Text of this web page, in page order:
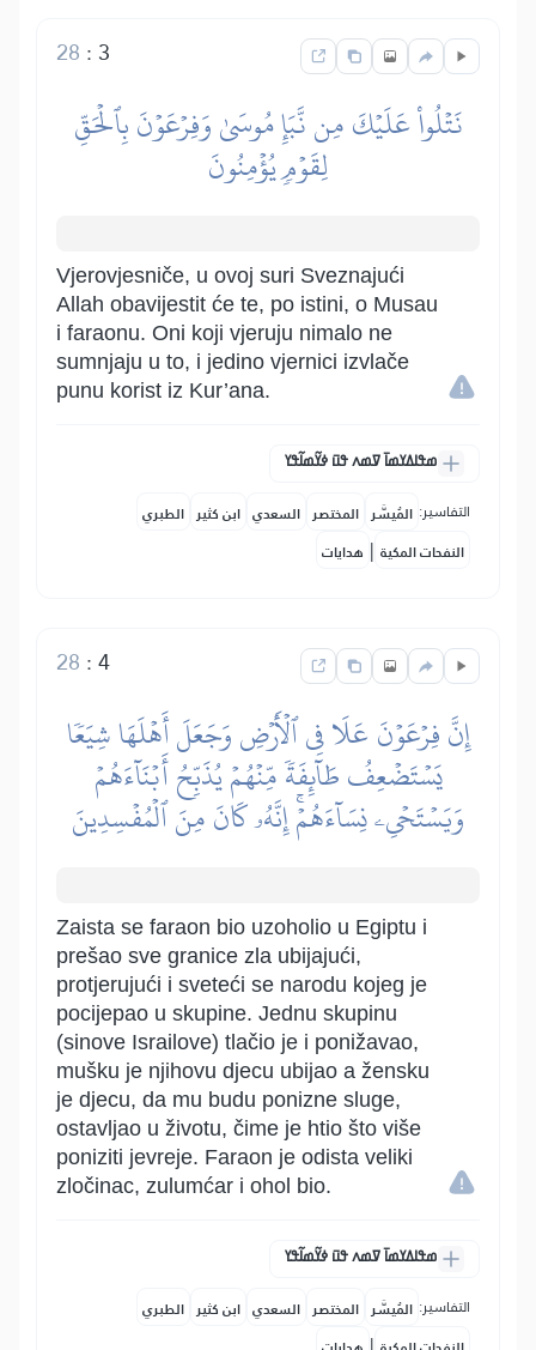
3
:
28
نَتۡلُواْ عَلَيۡكَ مِن نَّبَإِ مُوسَىٰ وَفِرۡعَوۡنَ بِٱلۡحَقِّ
لِقَوۡمٖ يُؤۡمِنُونَ
Vjerovjesniče, u ovoj suri Sveznajući
Allah obavijestit će te, po istini, o Musau
i faraonu. Oni koji vjeruju nimalo ne
sumnjaju u to, i jedino vjernici izvlače
punu korist iz Kur’ana.
ߘߟߊߡߌߘߊ߫ ߜߘߍ ߟߎ߫ ߦߌ߬ߘߊ߬ߟߌ
التفاسير: المُيسَّر المختصر السعدي ابن كثير الطبري
النفحات المكية | هدايات
4
:
28
إِنَّ فِرۡعَوۡنَ عَلَا فِي ٱلۡأَرۡضِ وَجَعَلَ أَهۡلَهَا شِيَعٗا
يَسۡتَضۡعِفُ طَآئِفَةٗ مِّنۡهُمۡ يُذَبِّحُ أَبۡنَآءَهُمۡ
وَيَسۡتَحۡيِۦ نِسَآءَهُمۡۚ إِنَّهُۥ كَانَ مِنَ ٱلۡمُفۡسِدِينَ
Zaista se faraon bio uzoholio u Egiptu i
prešao sve granice zla ubijajući,
protjerujući i sveteći se narodu kojeg je
pocijepao u skupine. Jednu skupinu
(sinove Israilove) tlačio je i ponižavao,
mušku je njihovu djecu ubijao a žensku
je djecu, da mu budu ponizne sluge,
ostavljao u životu, čime je htio što više
poniziti jevreje. Faraon je odista veliki
zločinac, zulumćar i ohol bio.
ߘߟߊߡߌߘߊ߫ ߜߘߍ ߟߎ߫ ߦߌ߬ߘߊ߬ߟߌ
التفاسير: المُيسَّر المختصر السعدي ابن كثير الطبري